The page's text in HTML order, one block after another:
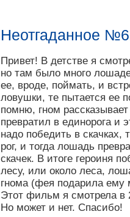
Неотгаданное
Привет! В детстве я
но там было много
ее, вроде, поймать, и
ловушки, те пытается ее
помню, гном
превратил в единорога и
надо победить в скачках,
рог, и тогда лошадь
скачек. В итоге героиня
лесу, или около леса,
гнома (фея подарила
Этот фильм я смотрела в
Но может и нет. Спасибо!